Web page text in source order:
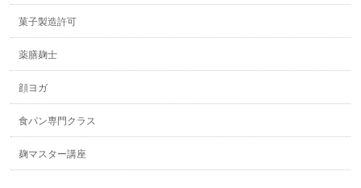
菓子製造許可
薬膳麹士
顔ヨガ
食パン専門クラス
麹マスター講座